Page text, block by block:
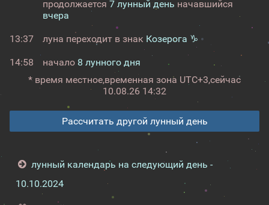
продолжается 7 лунный день начавшийся
вчера
13:37 луна переходит в знак Козерога ♑
14:58 начало 8 лунного дня
* время местное,временная зона UTC+3,сейчас
10.08.26 14:32
Рассчитать другой лунный день
лунный календарь на следующий день -
10.10.2024